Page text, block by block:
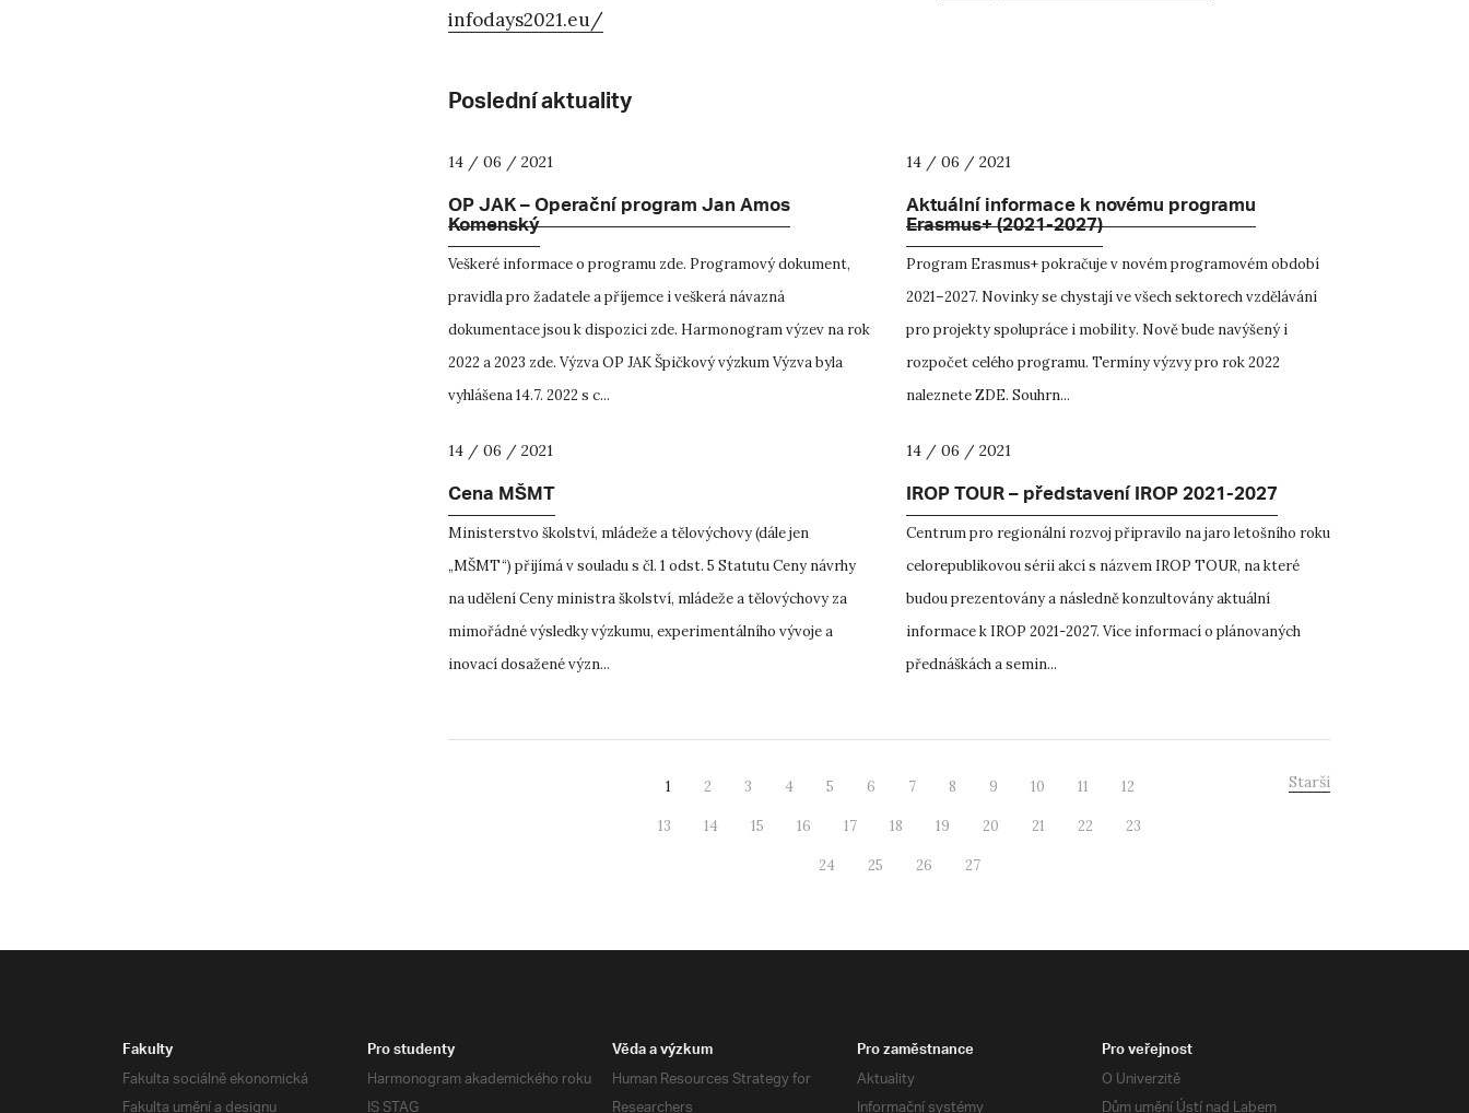
infodays2021.eu/
Poslední aktuality
14 / 06 / 2021
OP JAK – Operační program Jan Amos
Komenský
Veškeré informace o programu zde. Programový dokument,
pravidla pro žadatele a příjemce i veškerá návazná
dokumentace jsou k dispozici zde. Harmonogram výzev na rok
2022 a 2023 zde. Výzva OP JAK Špičkový výzkum Výzva byla
vyhlášena 14.7. 2022 s c...
14 / 06 / 2021
Aktuální informace k novému programu
Erasmus+ (2021-2027)
Program Erasmus+ pokračuje v novém programovém období
2021–2027. Novinky se chystají ve všech sektorech vzdělávání
pro projekty spolupráce i mobility. Nově bude navýšený i
rozpočet celého programu. Termíny výzvy pro rok 2022
naleznete ZDE. Souhrn...
14 / 06 / 2021
Cena MŠMT
Ministerstvo školství, mládeže a tělovýchovy (dále jen
„MŠMT“) přijímá v souladu s čl. 1 odst. 5 Statutu Ceny návrhy
na udělení Ceny ministra školství, mládeže a tělovýchovy za
mimořádné výsledky výzkumu, experimentálního vývoje a
inovací dosažené význ...
14 / 06 / 2021
IROP TOUR – představení IROP 2021-2027
Centrum pro regionální rozvoj připravilo na jaro letošního roku
celorepublikovou sérii akcí s názvem IROP TOUR, na které
budou prezentovány a následně konzultovány aktuální
informace k IROP 2021-2027. Více informací o plánovaných
přednáškách a semin...
1 2 3 4 5 6 7 8 9 10 11 12
13 14 15 16 17 18 19 20 21 22 23
24 25 26 27
Starší
Fakulty
Fakulta sociálně ekonomická
Pro studenty
Harmonogram akademického roku
Věda a výzkum
Human Resources Strategy for
Pro zaměstnance
Aktuality
Pro veřejnost
O Univerzitě